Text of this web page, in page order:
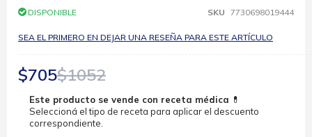
de
imágenes
DISPONIBLE SKU 7730698019444
SEA EL PRIMERO EN DEJAR UNA RESEÑA PARA ESTE ARTÍCULO
$705$1052
Este producto se vende con receta médica 💊
Seleccioná el tipo de receta para aplicar el descuento
correspondiente.